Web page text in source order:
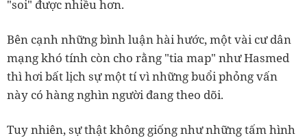
"soi" được nhiều hơn.
Bên cạnh những bình luận hài hước, một vài cư dân
mạng khó tính còn cho rằng "tia map" như Hasmed
thì hơi bất lịch sự một tí vì những buổi phỏng vấn
này có hàng nghìn người đang theo dõi.
Tuy nhiên, sự thật không giống như những tấm hình